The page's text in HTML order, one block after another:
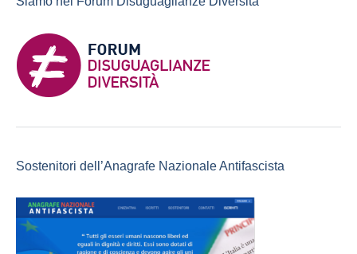
Sostenitori dell’Anagrafe Nazionale Antifascista